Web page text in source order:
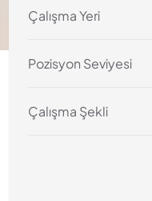
Çalışma Yeri
Pozisyon Seviyesi
Çalışma Şekli